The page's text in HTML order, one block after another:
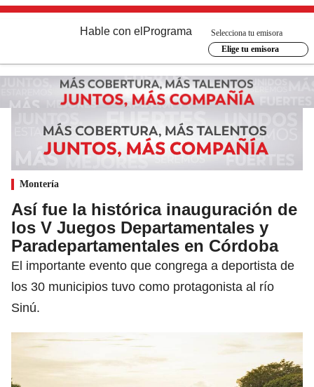
Hable con el Programa
Selecciona tu emisora
Elige tu emisora
Montería
Así fue la histórica inauguración de
los V Juegos Departamentales y
Paradepartamentales en Córdoba
El importante evento que congrega a deportista de
los 30 municipios tuvo como protagonista al río
Sinú.